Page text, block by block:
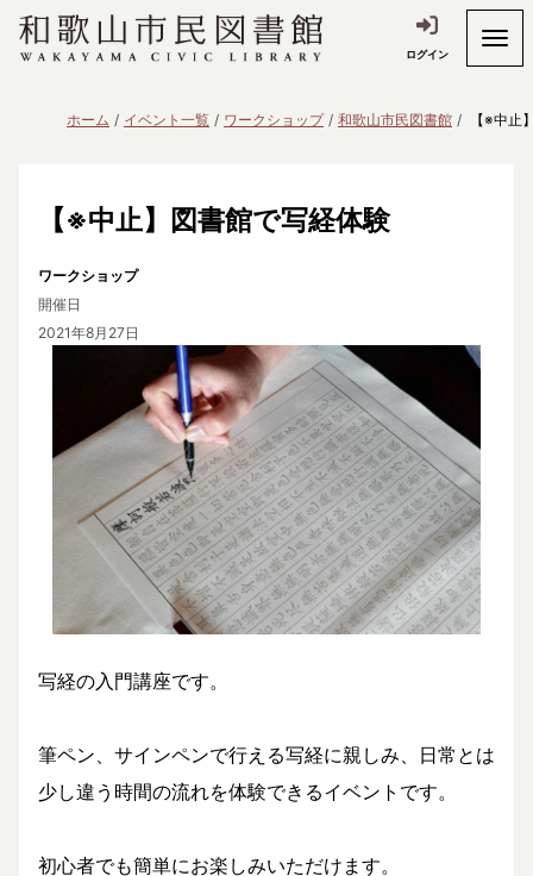
ログイン
ホーム イベント一覧 ワークショップ 和歌山市民図書館 【※中止
【※中止】図書館で写経体験
ワークショップ
開催日
2021年8月27日
写経の入門講座です。
筆ペン、サインペンで行える写経に親しみ、日常とは
少し違う時間の流れを体験できるイベントです。
初心者でも簡単にお楽しみいただけます。